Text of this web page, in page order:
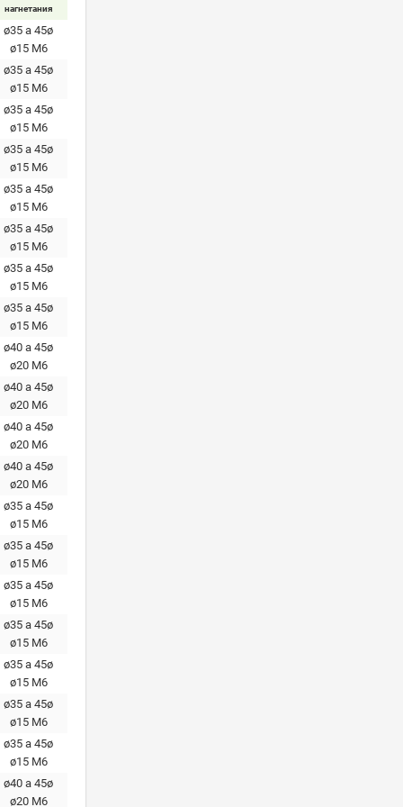
нагнетания
ø35 a 45ø
ø15 M6
ø35 a 45ø
ø15 M6
ø35 a 45ø
ø15 M6
ø35 a 45ø
ø15 M6
ø35 a 45ø
ø15 M6
ø35 a 45ø
ø15 M6
ø35 a 45ø
ø15 M6
ø35 a 45ø
ø15 M6
ø40 a 45ø
ø20 М6
ø40 a 45ø
ø20 М6
ø40 a 45ø
ø20 М6
ø40 a 45ø
ø20 М6
ø35 a 45ø
ø15 M6
ø35 a 45ø
ø15 M6
ø35 a 45ø
ø15 M6
ø35 a 45ø
ø15 M6
ø35 a 45ø
ø15 M6
ø35 a 45ø
ø15 M6
ø35 a 45ø
ø15 M6
ø40 a 45ø
ø20 М6